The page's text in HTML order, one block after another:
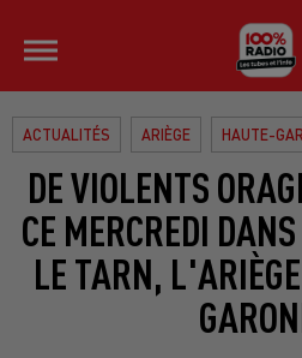
ACTUALITÉS ARIÈGE HAUTE-
DE VIOLENTS
CE MERCREDI
LE TARN,